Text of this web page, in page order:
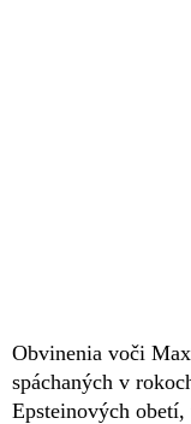
Obvinenia voči
spáchaných v
Epsteinových